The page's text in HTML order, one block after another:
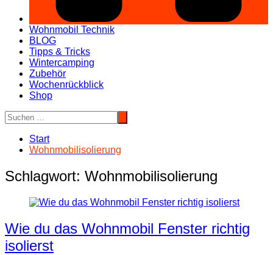
Wohnmobil Technik
BLOG
Tipps & Tricks
Wintercamping
Zubehör
Wochenrückblick
Shop
Start
Wohnmobilisolierung
Schlagwort: Wohnmobilisolierung
Wie du das Wohnmobil Fenster richtig
isolierst